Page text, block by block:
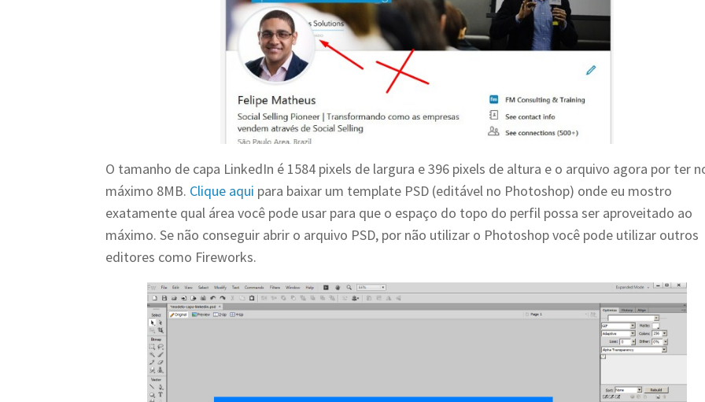
O tamanho de capa LinkedIn é 1584 pixels de largura e 396 pixels de altura e o arquivo agora por ter
máximo 8MB. Clique aqui para baixar um template PSD (editável no Photoshop) onde eu mostro
exatamente qual área você pode usar para que o espaço do topo do perfil possa ser aproveitado ao
máximo. Se não conseguir abrir o arquivo PSD, por não utilizar o Photoshop você pode utilizar outros
editores como Fireworks.